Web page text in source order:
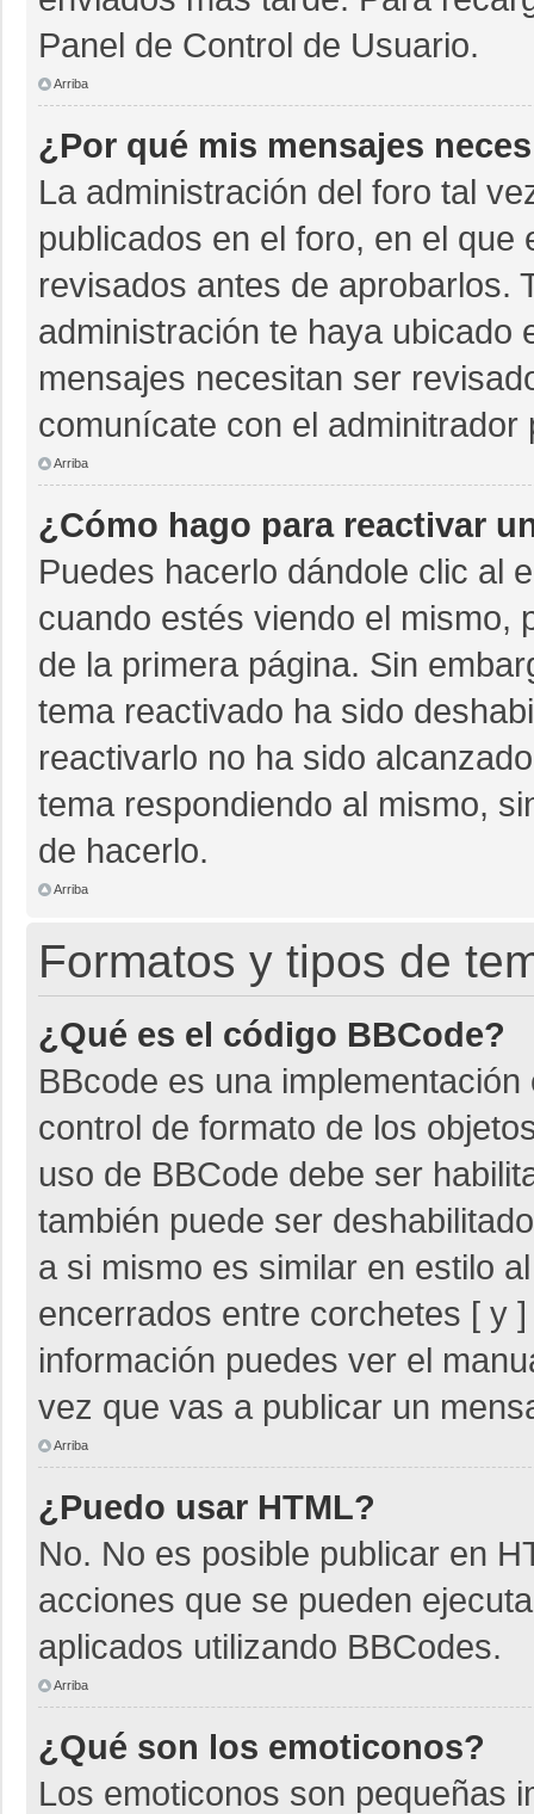
Panel de Control de Usuario.
Arriba
¿Por qué mis mensajes
La administración del foro tal
publicados en el foro, en el
revisados antes de aprobarlos.
administración te haya ubicado
mensajes necesitan ser
comunícate con el
Arriba
¿Cómo hago para reactivar
Puedes hacerlo dándole clic al
cuando estés viendo el mismo,
de la primera página. Sin
tema reactivado ha sido
reactivarlo no ha sido
tema respondiendo al mismo,
de hacerlo.
Arriba
Formatos y tipos de
¿Qué es el código BBCode?
BBcode es una
control de formato de los
uso de BBCode debe ser
también puede ser
a si mismo es similar en estilo
encerrados entre corchetes [ y
información puedes ver el
vez que vas a publicar un
Arriba
¿Puedo usar HTML?
No. No es posible publicar en
acciones que se pueden
aplicados utilizando BBCodes.
Arriba
¿Qué son los emoticonos?
Los emoticonos son pequeñas